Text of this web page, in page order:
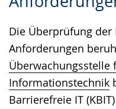
Die Überprüfung der
Anforderungen
Überwachungsstelle
Informationstechnik
Barrierefreie IT
Gebärdensprache
wird
angezeigt.